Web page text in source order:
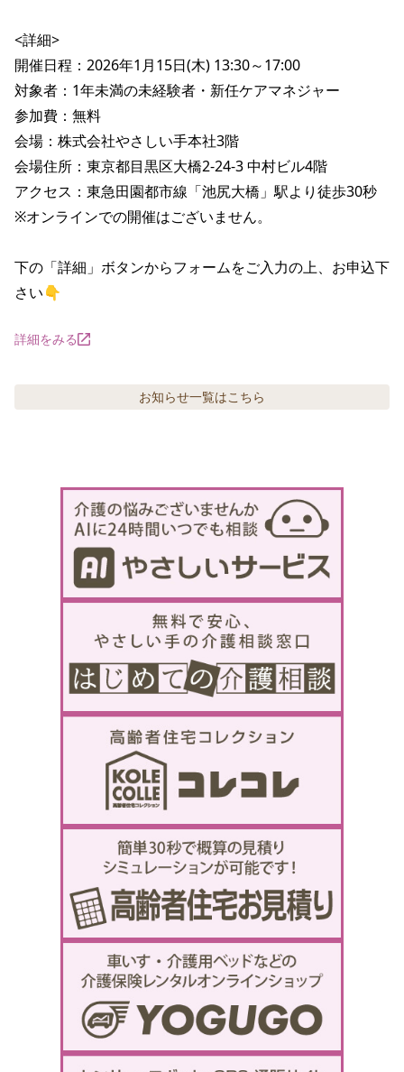
<詳細>
開催日程：2026年1月15日(木) 13:30～17:00
対象者：1年未満の未経験者・新任ケアマネジャー
参加費：無料
会場：株式会社やさしい手本社3階
会場住所：東京都目黒区大橋2-24-3 中村ビル4階
アクセス：東急田園都市線「池尻大橋」駅より徒歩30秒
※オンラインでの開催はございません。
下の「詳細」ボタンからフォームをご入力の上、お申込下
さい👇
詳細をみる
お知らせ一覧はこちら